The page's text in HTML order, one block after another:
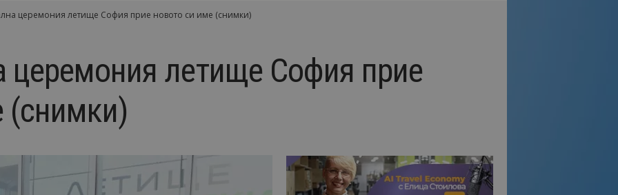
церемония летище София прие новото си име (снимки)
церемония летище София прие
(снимки)